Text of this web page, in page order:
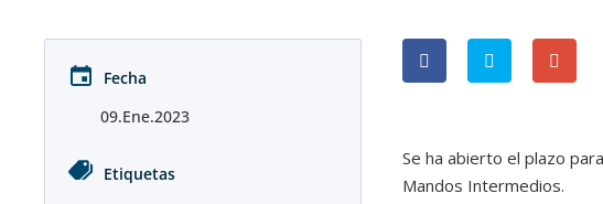
Fecha
09.Ene.2023
Etiquetas
Se ha abierto el plazo
Mandos Intermedios.